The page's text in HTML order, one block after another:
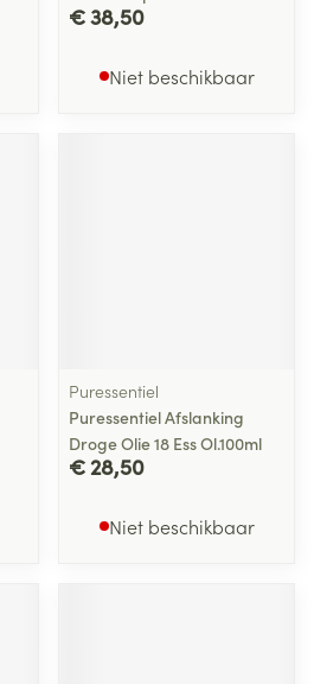
€ 38,50
Niet beschikbaar
Puressentiel
Puressentiel Afslanking
Droge Olie 18 Ess Ol.100ml
€ 28,50
Niet beschikbaar